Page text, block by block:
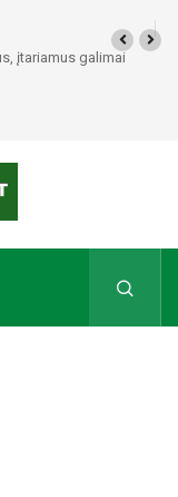
įtariamus galimai